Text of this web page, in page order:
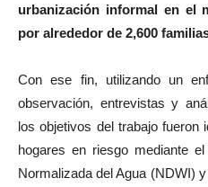
urbanización informal en el
por alrededor de 2,600
Con ese fin, utilizando un
observación, entrevistas y
los objetivos del trabajo fueron
hogares en riesgo mediante
Normalizada del Agua (NDWI)